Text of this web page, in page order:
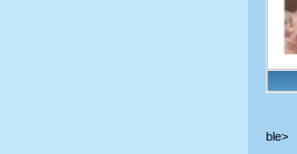
ble>